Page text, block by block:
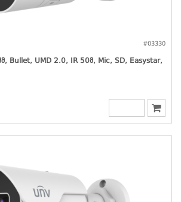
#03330
Bullet, UMD 2.0, IR 50მ, Mic, SD, Easystar,